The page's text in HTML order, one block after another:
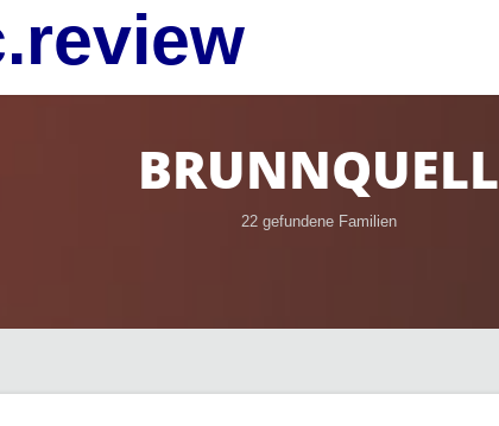
BRUNNQUELL
22 gefundene Familien